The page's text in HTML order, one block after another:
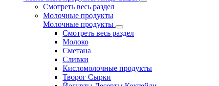
Смотреть весь раздел
Молочные продукты
Молочные продукты
Смотреть весь раздел
Молоко
Сметана
Сливки
Кисломолочные продукты
Творог Сырки